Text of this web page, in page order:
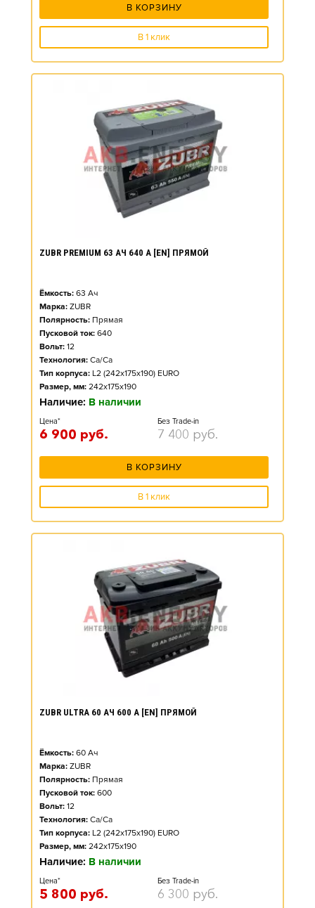
В КОРЗИНУ
В 1 клик
ZUBR PREMIUM 63 АЧ 640 А [EN] ПРЯМОЙ
Ёмкость: 63 Ач
Марка: ZUBR
Полярность: Прямая
Пусковой ток: 640
Вольт: 12
Технология: Ca/Ca
Тип корпуса: L2 (242x175x190) EURO
Размер, мм: 242x175x190
Наличие: В наличии
Цена*
6 900 руб.
Без Trade-in
7 400 руб.
В КОРЗИНУ
В 1 клик
ZUBR ULTRA 60 АЧ 600 А [EN] ПРЯМОЙ
Ёмкость: 60 Ач
Марка: ZUBR
Полярность: Прямая
Пусковой ток: 600
Вольт: 12
Технология: Ca/Ca
Тип корпуса: L2 (242x175x190) EURO
Размер, мм: 242x175x190
Наличие: В наличии
Цена*
5 800 руб.
Без Trade-in
6 300 руб.